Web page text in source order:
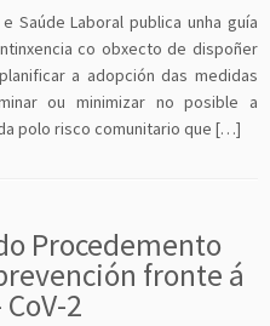
Saúde Laboral publica unha guía
co obxecto de dispoñer
a adopción das medidas
ou minimizar no posible a
polo risco comunitario que […]
Procedemento
fronte á
2